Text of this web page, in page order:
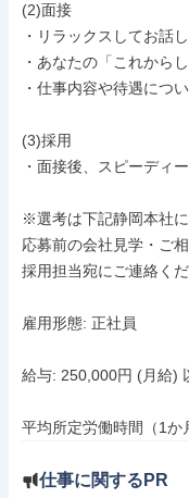
(2)面接
・リラックスしてお話
・あなたの「これから
・仕事内容や待遇につ
(3)採用
・面接後、スピーディ
※選考は下記静岡本社に
応募前の会社見学・ご
採用担当宛にご連絡くだ
雇用形態: 正社員
給与: 250,000円 (月給)
平均所定労働時間（1か
仕事に関するPR